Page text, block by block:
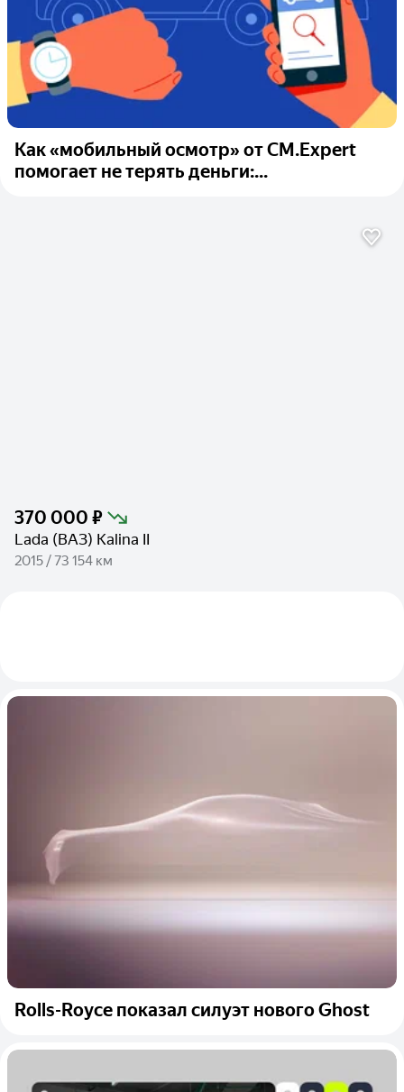
Как «мобильный осмотр» от CM.Expert
помогает не терять деньги:...
370 000 ₽
Lada (ВАЗ) Kalina II
2015 / 73 154 км
Rolls-Royce показал силуэт нового Ghost